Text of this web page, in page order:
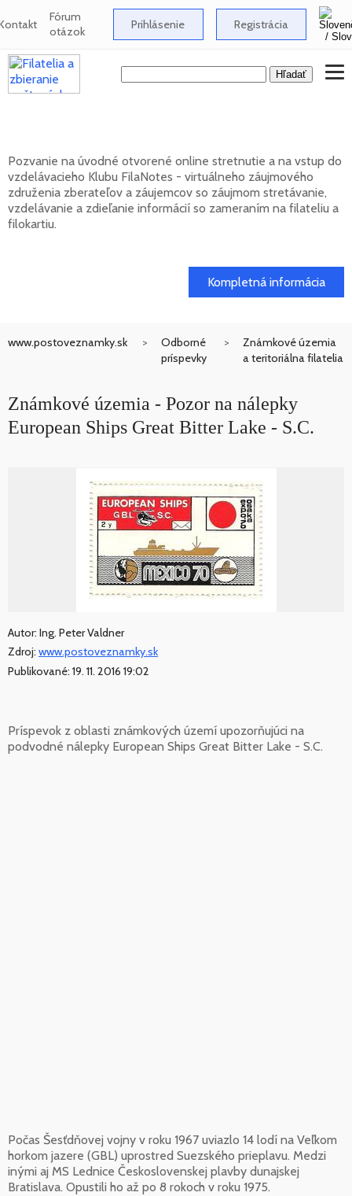
Fórum
otázok Prihlásenie Registrácia
Pozvanie na úvodné otvorené online stretnutie a na vstup do
vzdelávacieho Klubu FilaNotes - virtuálneho záujmového
združenia zberateľov a záujemcov so záujmom stretávanie,
vzdelávanie a zdieľanie informácií so zameraním na filateliu a
filokartiu.
Kompletná informácia
www.postoveznamky.sk
Odborné
príspevky
Známkové územia
a teritoriálna filatelia
Známkové územia - Pozor na nálepky
European Ships Great Bitter Lake - S.C.
Autor: Ing. Peter Valdner
Zdroj: www.postoveznamky.sk
Publikované: 19. 11. 2016 19:02
Príspevok z oblasti známkových území upozorňujúci na
podvodné nálepky European Ships Great Bitter Lake - S.C.
Počas Šesťdňovej vojny v roku 1967 uviazlo 14 lodí na Veľkom
horkom jazere (GBL) uprostred Suezského prieplavu. Medzi
inými aj MS Lednice Československej plavby dunajskej
Bratislava. Opustili ho až po 8 rokoch v roku 1975.